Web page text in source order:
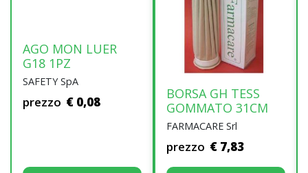
AGO MON LUER
G18 1PZ
SAFETY SpA
prezzo € 0,08
BORSA GH TESS
GOMMATO 31CM
FARMACARE Srl
prezzo € 7,83